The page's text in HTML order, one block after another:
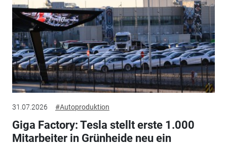
31.07.2026 #Autoproduktion
Giga Factory: Tesla stellt erste 1.000
Mitarbeiter in Grünheide neu ein